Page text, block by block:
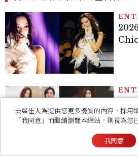
《現
外好
案？
爆、
貞雙
美麗佳人為提供您更多優質的內容，採用
「我同意」而繼續瀏覽本網站，則視為您
我同意